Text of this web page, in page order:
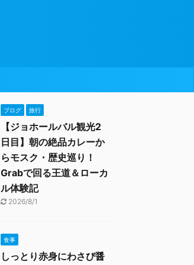
ブログ 旅行
【ジョホールバル観光2
日目】朝の絶品カレーか
らモスク・歴史巡り！
Grabで回る王道＆ローカ
ル体験記
2026/8/1
食事
しっとり赤身にわさび醤